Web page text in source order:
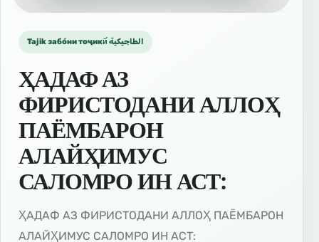
Tajik забо́ни тоҷикӣ́ الطاجيكية
ҲАДАФ АЗ
ФИРИСТОДАНИ АЛЛОҲ
ПАЁМБАРОН
АЛАЙҲИМУС
САЛОМРО ИН АСТ:
ҲАДАФ АЗ ФИРИСТОДАНИ АЛЛОҲ ПАЁМБАРОН
АЛАЙҲИМУС САЛОМРО ИН АСТ: